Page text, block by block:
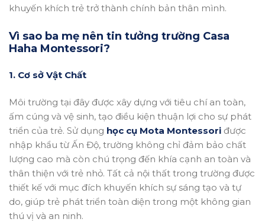
khuyến khích trẻ trở thành chính bản thân mình.
Vì sao ba mẹ nên tin tưởng trường Casa
Haha Montessori?
1. Cơ sở Vật Chất
Môi trường tại đây được xây dựng với tiêu chí an toàn,
ấm cúng và vệ sinh, tạo điều kiện thuận lợi cho sự phát
triển của trẻ. Sử dụng học cụ Mota Montessori được
nhập khẩu từ Ấn Độ, trường không chỉ đảm bảo chất
lượng cao mà còn chú trọng đến khía cạnh an toàn và
thân thiện với trẻ nhỏ. Tất cả nội thất trong trường được
thiết kế với mục đích khuyến khích sự sáng tạo và tự
do, giúp trẻ phát triển toàn diện trong một không gian
thú vị và an ninh.